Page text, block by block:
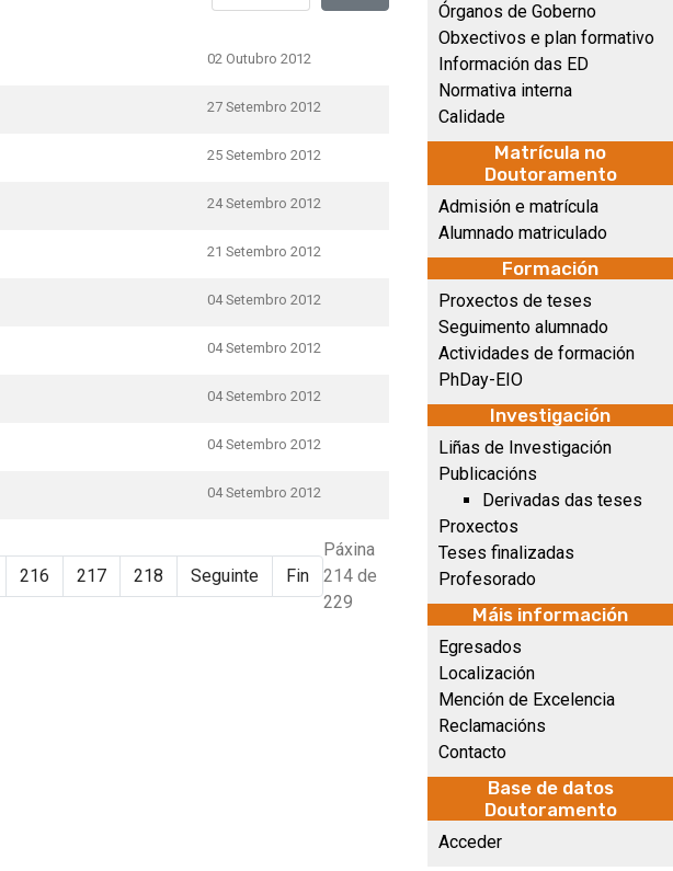
02 Outubro 2012
27 Setembro 2012
25 Setembro 2012
24 Setembro 2012
21 Setembro 2012
04 Setembro 2012
04 Setembro 2012
04 Setembro 2012
04 Setembro 2012
04 Setembro 2012
216 217 218 Seguinte Fin
Páxina
214 de
229
Órganos de Goberno
Obxectivos e plan formativo
Información das ED
Normativa interna
Calidade
Matrícula no
Doutoramento
Admisión e matrícula
Alumnado matriculado
Formación
Proxectos de teses
Seguimento alumnado
Actividades de formación
PhDay-EIO
Investigación
Liñas de Investigación
Publicacións
Derivadas das teses
Proxectos
Teses finalizadas
Profesorado
Máis información
Egresados
Localización
Mención de Excelencia
Reclamacións
Contacto
Base de datos
Doutoramento
Acceder